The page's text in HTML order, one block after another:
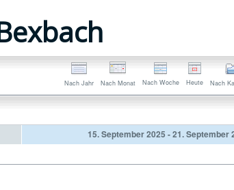
Nach Jahr Nach Monat Nach Woche Heute Nach
15. September 2025 - 21. September